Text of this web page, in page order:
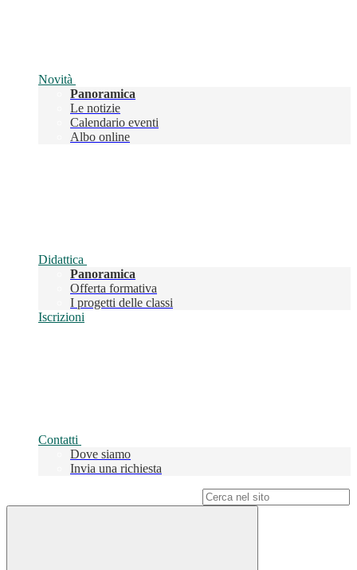
Novità
Panoramica
Le notizie
Calendario eventi
Albo online
Didattica
Panoramica
Offerta formativa
I progetti delle classi
Iscrizioni
Contatti
Dove siamo
Invia una richiesta